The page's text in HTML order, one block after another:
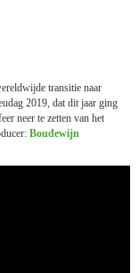
transitie naar
2019, dat dit jaar ging
neer te zetten van het
Boudewijn